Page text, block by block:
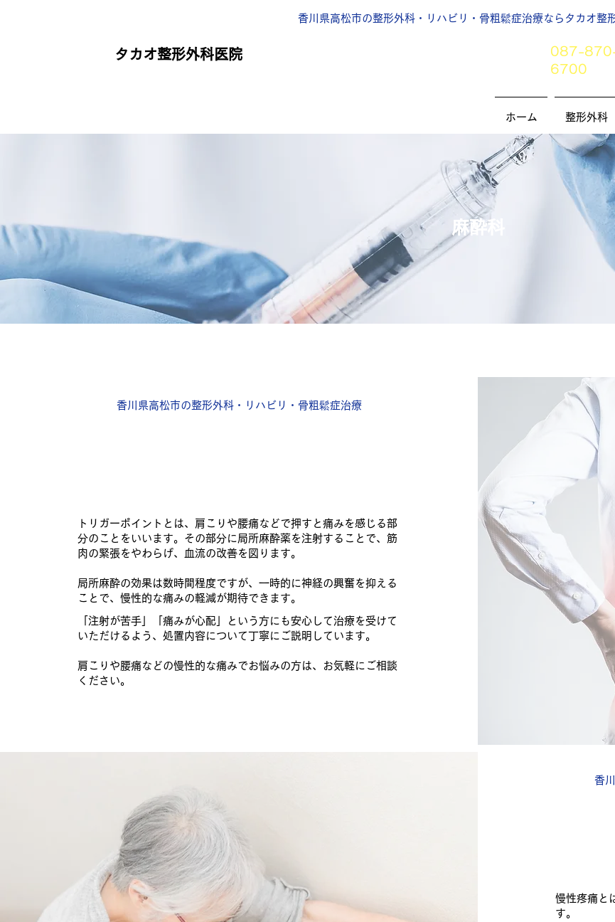
香川県高松市の整形外科・リハビリ・骨粗鬆症治療ならタカオ整
タカオ整形外科医院
087-
6700
ホーム 整形外科
麻酔科
香川県高松市の整形外科・リハビリ・骨粗鬆症治療
トリガーポイントとは、肩こりや腰痛などで押すと痛みを感じる部
分のことをいいます。その部分に局所麻酔薬を注射することで、筋
肉の緊張をやわらげ、血流の改善を図ります。
局所麻酔の効果は数時間程度ですが、一時的に神経の興奮を抑える
ことで、慢性的な痛みの軽減が期待できます。
「注射が苦手」「痛みが心配」という方にも安心して治療を受けて
いただけるよう、処置内容について丁寧にご説明しています。
肩こりや腰痛などの慢性的な痛みでお悩みの方は、お気軽にご相談
ください。
香
慢性疼痛と
す。